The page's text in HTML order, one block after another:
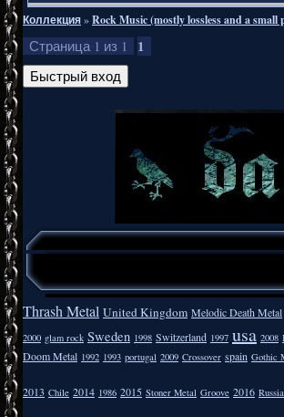
Коллекция»Rock Music (mostly lossless and a small
Страница 1 из 1 1
Thrash Metal United Kingdom Melodic Death Metal
2000 glam rock Sweden 1998 Switzerland 1997 usa 2008
Doom Metal 1992 1993 portugal 2009 Crossover spain Gothic
2013 Chile 2014 1986 2015 Stoner Metal Groove 2016